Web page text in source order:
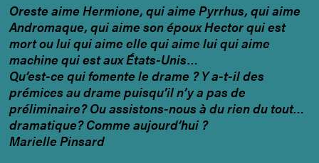
Oreste aime Hermione, qui aime Pyrrhus, qui aime
Andromaque, qui aime son époux Hector qui est
mort ou lui qui aime elle qui aime lui qui aime
machine qui est aux États-Unis…
Qu’est-ce qui fomente le drame ? Y a-t-il des
prémices au drame puisqu’il n’y a pas de
préliminaire? Ou assistons-nous à du rien du tout…
dramatique? Comme aujourd’hui ?
Marielle Pinsard